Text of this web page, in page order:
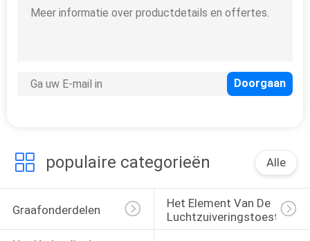
ONS
GEVALLEN
PRIVACY
POLICY
populaire categorieën Alle
Graafonderdelen
Het Element Van De